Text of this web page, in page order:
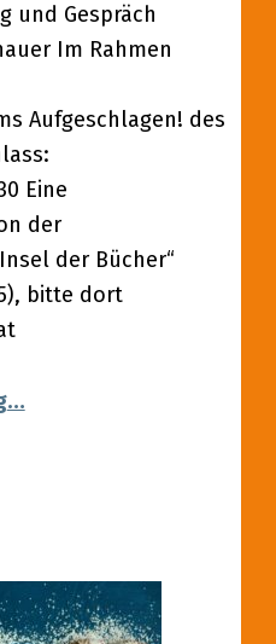
und Gespräch
Im Rahmen
Aufgeschlagen! des
Eine
der
der Bücher“
bitte dort
…